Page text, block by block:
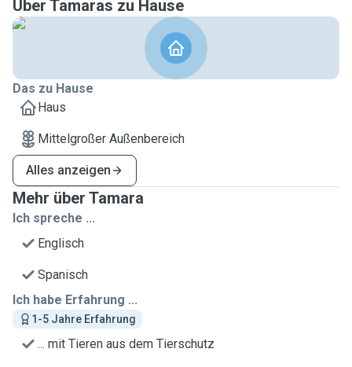
Über Tamaras zu Hause
Das zu Hause
Haus
Mittelgroßer Außenbereich
Alles anzeigen
Mehr über Tamara
Ich spreche ...
Englisch
Spanisch
Ich habe Erfahrung ...
1-5 Jahre Erfahrung
... mit Tieren aus dem Tierschutz